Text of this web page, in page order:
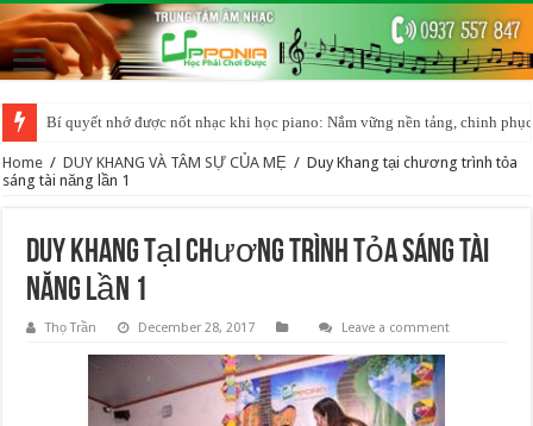
Bí quyết nhớ được nốt nhạc khi học piano: Nắm vững nền tảng, chinh
Home / DUY KHANG VÀ TÂM SỰ CỦA MẸ / Duy Khang tại chương trình tỏa
sáng tài năng lần 1
Duy Khang tại chương trình tỏa sáng tài
năng lần 1
Thọ Trần December 28, 2017 Leave a comment